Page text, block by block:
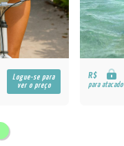
Logue-se para
ver o preço
R$
para atacado